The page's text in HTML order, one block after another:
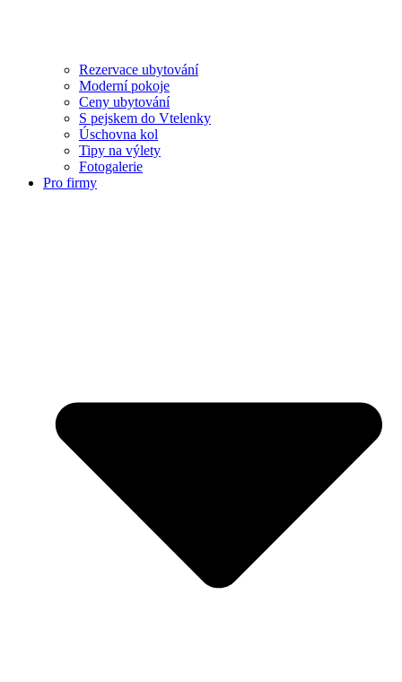
Rezervace ubytování
Moderní pokoje
Ceny ubytování
S pejskem do Vtelenky
Úschovna kol
Tipy na výlety
Fotogalerie
Pro firmy